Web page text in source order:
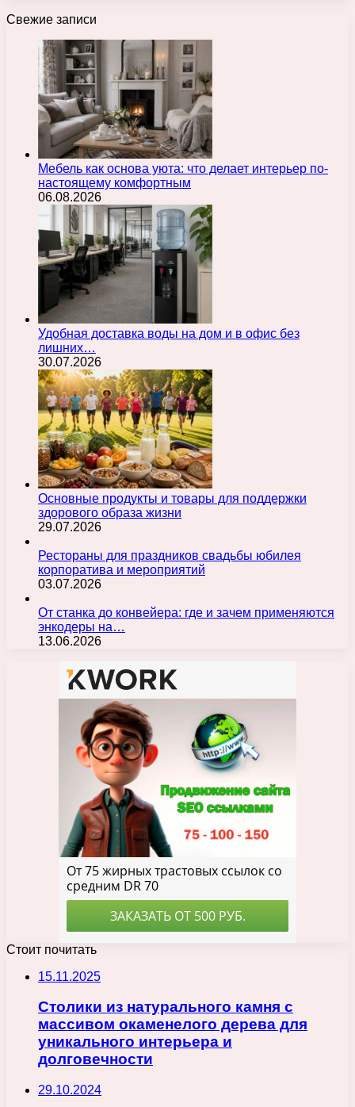
Свежие записи
Мебель как основа уюта: что делает интерьер по-
настоящему комфортным
06.08.2026
Удобная доставка воды на дом и в офис без
лишних…
30.07.2026
Основные продукты и товары для поддержки
здорового образа жизни
29.07.2026
Рестораны для праздников свадьбы юбилея
корпоратива и мероприятий
03.07.2026
От станка до конвейера: где и зачем применяются
энкодеры на…
13.06.2026
Стоит почитать
15.11.2025
Столики из натурального камня с
массивом окаменелого дерева для
уникального интерьера и
долговечности
29.10.2024